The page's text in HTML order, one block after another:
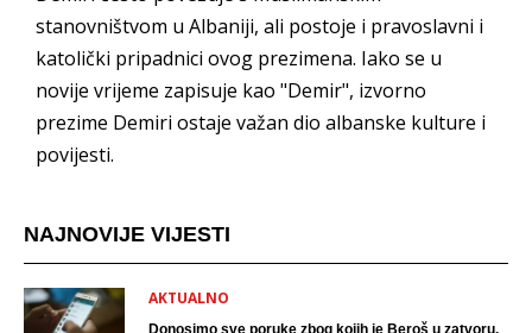
stanovništvom u Albaniji, ali postoje i pravoslavni i
katolički pripadnici ovog prezimena. Iako se u
novije vrijeme zapisuje kao "Demir", izvorno
prezime Demiri ostaje važan dio albanske kulture i
povijesti.
NAJNOVIJE VIJESTI
AKTUALNO
Donosimo sve poruke zbog kojih je Beroš u zatvoru.